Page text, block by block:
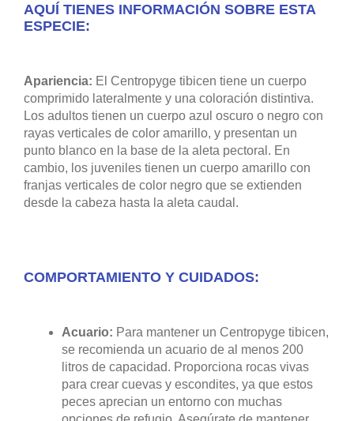
AQUÍ TIENES INFORMACIÓN SOBRE ESTA
ESPECIE:
Apariencia: El Centropyge tibicen tiene un cuerpo
comprimido lateralmente y una coloración distintiva.
Los adultos tienen un cuerpo azul oscuro o negro con
rayas verticales de color amarillo, y presentan un
punto blanco en la base de la aleta pectoral. En
cambio, los juveniles tienen un cuerpo amarillo con
franjas verticales de color negro que se extienden
desde la cabeza hasta la aleta caudal.
COMPORTAMIENTO Y CUIDADOS:
Acuario: Para mantener un Centropyge tibicen,
se recomienda un acuario de al menos 200
litros de capacidad. Proporciona rocas vivas
para crear cuevas y escondites, ya que estos
peces aprecian un entorno con muchas